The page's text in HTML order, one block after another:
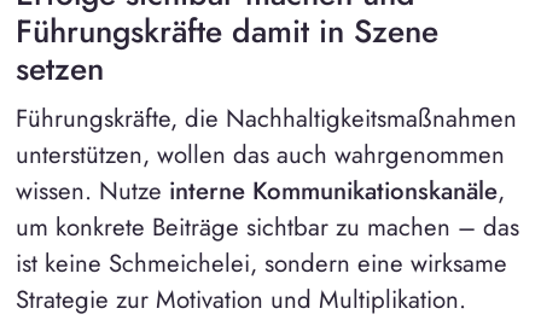
Führungskräfte damit in Szene
setzen
Führungskräfte, die Nachhaltigkeitsmaßnahmen
unterstützen, wollen das auch wahrgenommen
wissen. Nutze interne Kommunikationskanäle,
um konkrete Beiträge sichtbar zu machen – das
ist keine Schmeichelei, sondern eine wirksame
Strategie zur Motivation und Multiplikation.